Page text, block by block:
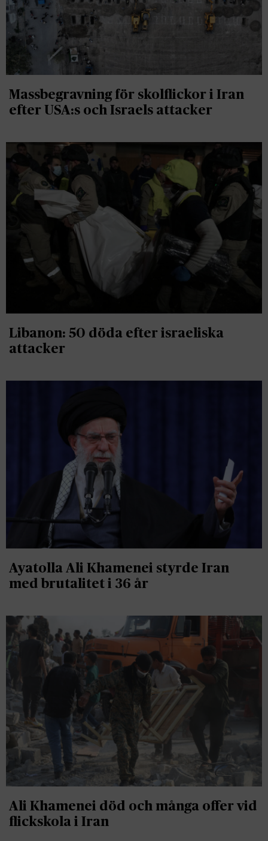
Massbegravning för skolflickor i Iran
efter USA:s och Israels attacker
Libanon: 50 döda efter israeliska
attacker
Ayatolla Ali Khamenei styrde Iran
med brutalitet i 36 år
Ali Khamenei död och många offer vid
flickskola i Iran